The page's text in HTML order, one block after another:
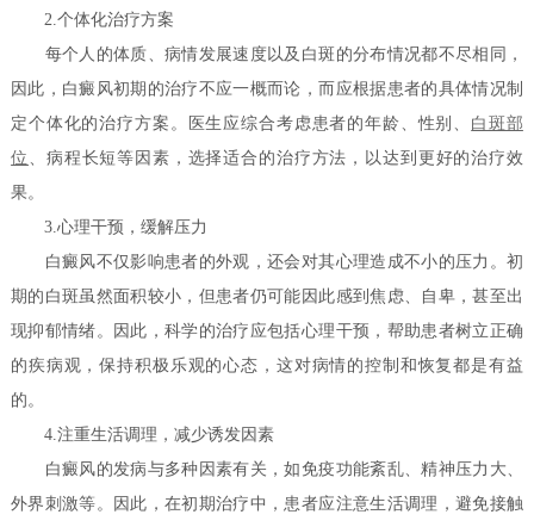
2.个体化治疗方案
每个人的体质、病情发展速度以及白斑的分布情况都不尽相同，
因此，白癜风初期的治疗不应一概而论，而应根据患者的具体情况制
定个体化的治疗方案。医生应综合考虑患者的年龄、性别、 白斑部
位 、病程长短等因素，选择适合的治疗方法，以达到更好的治疗效
果。
3.心理干预，缓解压力
白癜风不仅影响患者的外观，还会对其心理造成不小的压力。初
期的白斑虽然面积较小，但患者仍可能因此感到焦虑、自卑，甚至出
现抑郁情绪。因此，科学的治疗应包括心理干预，帮助患者树立正确
的疾病观，保持积极乐观的心态，这对病情的控制和恢复都是有益
的。
4.注重生活调理，减少诱发因素
白癜风的发病与多种因素有关，如免疫功能紊乱、精神压力大、
外界刺激等。因此，在初期治疗中，患者应注意生活调理，避免接触